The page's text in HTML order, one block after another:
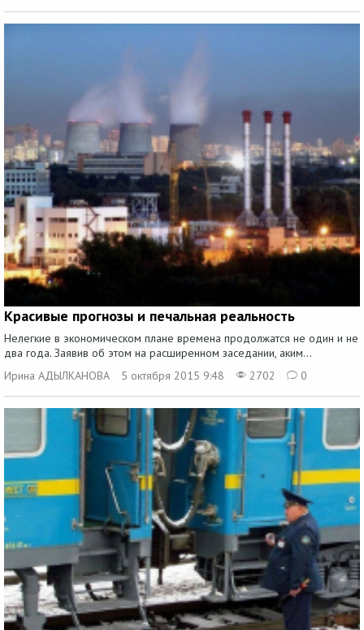
Красивые прогнозы и печальная реальность
Нелегкие в экономическом плане времена продолжатся не один и не
два года. Заявив об этом на расширенном заседании, аким...
Ирина АДЫЛКАНОВА
5 октября 2015 9:48 2702 0